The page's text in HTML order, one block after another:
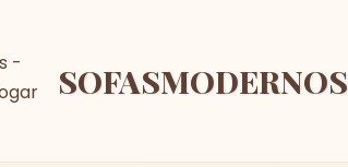
SOFASMODERNOS